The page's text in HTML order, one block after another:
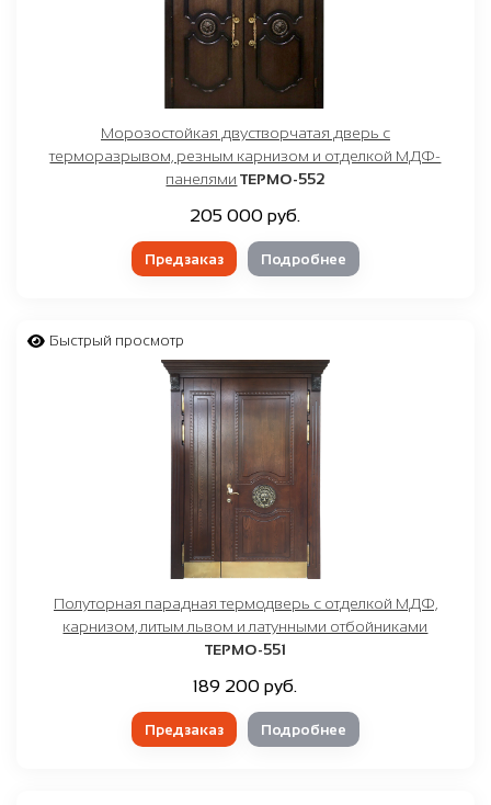
Морозостойкая двустворчатая дверь с
терморазрывом, резным карнизом и отделкой МДФ-
панелями ТЕРМО-552
205 000 руб.
Предзаказ Подробнее
Быстрый просмотр
Полуторная парадная термодверь с отделкой МДФ,
карнизом, литым львом и латунными отбойниками
ТЕРМО-551
189 200 руб.
Предзаказ Подробнее